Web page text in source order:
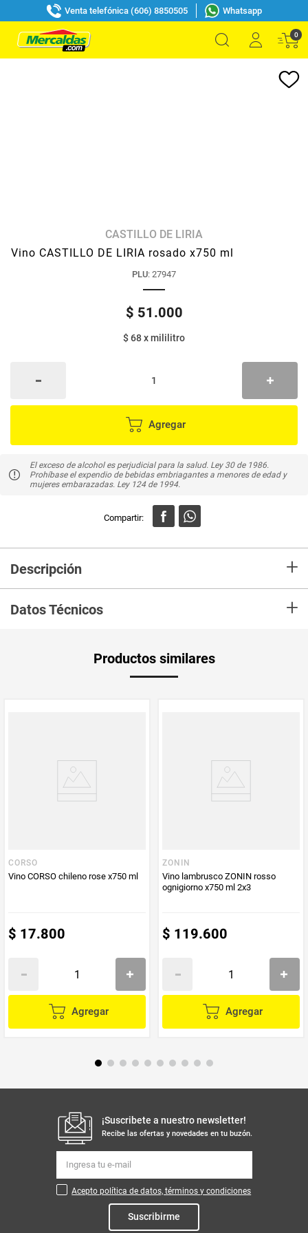
Venta telefónica (606) 8850505 Whatsapp
0
CASTILLO DE LIRIA
Vino CASTILLO DE LIRIA rosado x750 ml
PLU: 27947
$ 51.000
$ 68xmililitro
Agregar
El exceso de alcohol es perjudicial para la salud. Ley 30 de 1986.
Prohíbase el expendio de bebidas embriagantes a menores de edad y
mujeres embarazadas. Ley 124 de 1994.
Descripción +
fresa y despliega una importante gama de notas florales,Sabroso, muy
afrutado y de carácter fresco
Datos Técnicos +
Producto (kg)
Productos similares
CORSO
Vino CORSO chileno rose x750 ml
$ 17.800
Agregar
ZONIN
Vino lambrusco ZONIN rosso
ognigiorno x750 ml 2x3
$ 119.600
Agregar
¡Suscribete a nuestro newsletter!
Recibe las ofertas y novedades en tu buzón.
Acepto política de datos, términos y condiciones
Suscribirme